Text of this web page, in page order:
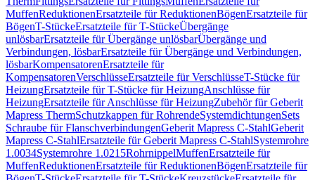
MuffenReduktionenErsatzteile für ReduktionenBögenErsatzteile für
BögenT-StückeErsatzteile für T-StückeÜbergänge
unlösbarErsatzteile für Übergänge unlösbarÜbergänge und
Verbindungen, lösbarErsatzteile für Übergänge und Verbindungen,
lösbarKompensatorenErsatzteile für
KompensatorenVerschlüsseErsatzteile für VerschlüsseT-Stücke für
HeizungErsatzteile für T-Stücke für HeizungAnschlüsse für
HeizungErsatzteile für Anschlüsse für HeizungZubehör für Geberit
Mapress ThermSchutzkappen für RohrendeSystemdichtungenSets
Schraube für FlanschverbindungenGeberit Mapress C-StahlGeberit
Mapress C-StahlErsatzteile für Geberit Mapress C-StahlSystemrohre
1.0034Systemrohre 1.0215RohrnippelMuffenErsatzteile für
MuffenReduktionenErsatzteile für ReduktionenBögenErsatzteile für